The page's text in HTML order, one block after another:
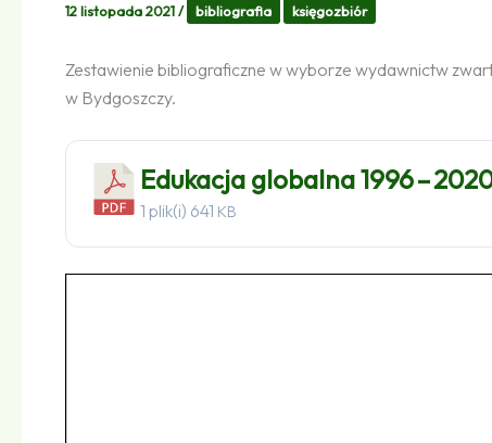
12 listopada 2021/ bibliografia księgozbiór
Zestawienie bibliograficzne w wyborze wydawnictw
w Bydgoszczy.
Edukacja globalna 1996 –
1 plik(i) 641 KB